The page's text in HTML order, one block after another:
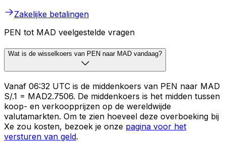
Zakelijke betalingen
PEN tot MAD veelgestelde vragen
Wat is de wisselkoers van PEN naar MAD vandaag?
Vanaf 06:32 UTC is de middenkoers van PEN naar MAD
S/.1 = MAD2.7506. De middenkoers is het midden tussen
koop- en verkoopprijzen op de wereldwijde
valutamarkten. Om te zien hoeveel deze overboeking bij
Xe zou kosten, bezoek je onze pagina voor het
versturen van geld.